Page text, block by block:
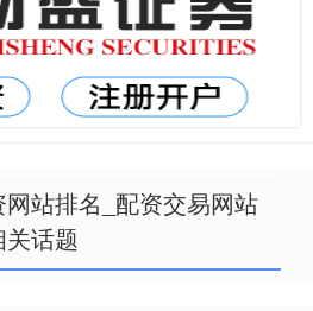
站排名_配资交易网站
关话题